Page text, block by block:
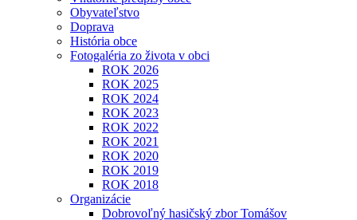
Obyvateľstvo
Doprava
História obce
Fotogaléria zo života v obci
ROK 2026
ROK 2025
ROK 2024
ROK 2023
ROK 2022
ROK 2021
ROK 2020
ROK 2019
ROK 2018
Organizácie
Dobrovoľný hasičský zbor Tomášov